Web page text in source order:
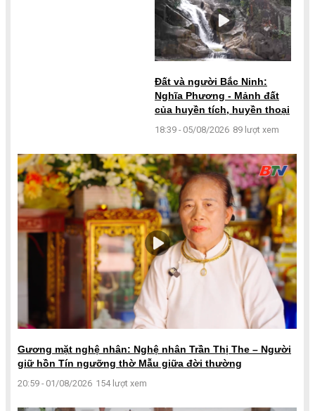
Đất và người Bắc Ninh:
Nghĩa Phương - Mảnh đất
của huyền tích, huyền thoại
18:39 - 05/08/2026 89 lượt xem
Gương mặt nghệ nhân: Nghệ nhân Trần Thị The – Người
giữ hồn Tín ngưỡng thờ Mẫu giữa đời thường
20:59 - 01/08/2026 154 lượt xem